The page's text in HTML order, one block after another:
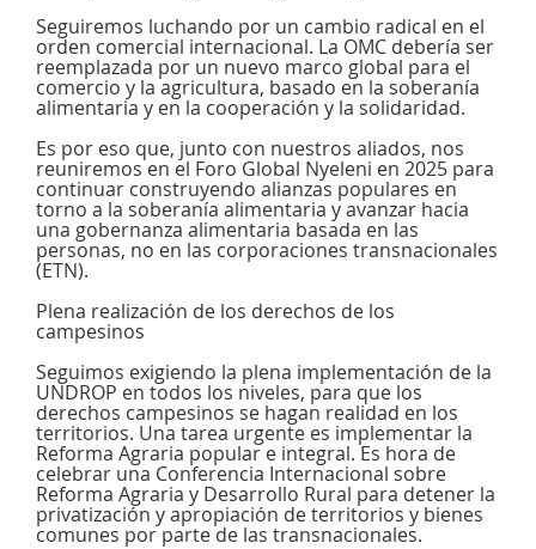
Seguiremos luchando por un cambio radical en el
orden comercial internacional. La OMC debería ser
reemplazada por un nuevo marco global para el
comercio y la agricultura, basado en la soberanía
alimentaria y en la cooperación y la solidaridad.
Es por eso que, junto con nuestros aliados, nos
reuniremos en el Foro Global Nyeleni en 2025 para
continuar construyendo alianzas populares en
torno a la soberanía alimentaria y avanzar hacia
una gobernanza alimentaria basada en las
personas, no en las corporaciones transnacionales
(ETN).
Plena realización de los derechos de los
campesinos
Seguimos exigiendo la plena implementación de la
UNDROP en todos los niveles, para que los
derechos campesinos se hagan realidad en los
territorios. Una tarea urgente es implementar la
Reforma Agraria popular e integral. Es hora de
celebrar una Conferencia Internacional sobre
Reforma Agraria y Desarrollo Rural para detener la
privatización y apropiación de territorios y bienes
comunes por parte de las transnacionales.